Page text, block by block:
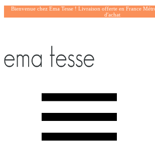
Bienvenue chez Ema Tesse ! Livraison offerte en France
d'achat